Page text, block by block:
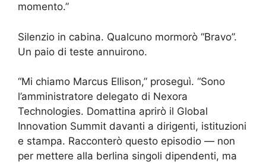
momento.”
Silenzio in cabina. Qualcuno mormorò “Bravo”.
Un paio di teste annuirono.
“Mi chiamo Marcus Ellison,” proseguì. “Sono
l’amministratore delegato di Nexora
Technologies. Domattina aprirò il Global
Innovation Summit davanti a dirigenti, istituzioni
e stampa. Racconterò questo episodio — non
per mettere alla berlina singoli dipendenti, ma